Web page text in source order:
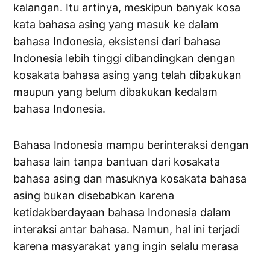
kalangan. Itu artinya, meskipun banyak kosa
kata bahasa asing yang masuk ke dalam
bahasa Indonesia, eksistensi dari bahasa
Indonesia lebih tinggi dibandingkan dengan
kosakata bahasa asing yang telah dibakukan
maupun yang belum dibakukan kedalam
bahasa Indonesia.
Bahasa Indonesia mampu berinteraksi dengan
bahasa lain tanpa bantuan dari kosakata
bahasa asing dan masuknya kosakata bahasa
asing bukan disebabkan karena
ketidakberdayaan bahasa Indonesia dalam
interaksi antar bahasa. Namun, hal ini terjadi
karena masyarakat yang ingin selalu merasa